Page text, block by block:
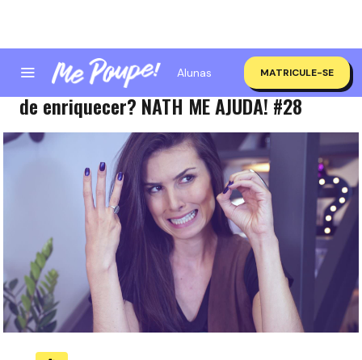
Alunas MATRICULE-SE
PASSEI DOS 30 E NÃO INVESTI! Dá tempo
de enriquecer? NATH ME AJUDA! #28